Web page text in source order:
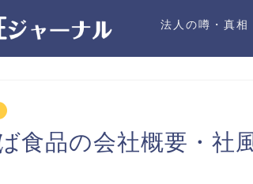
法人の噂・真相
食品の会社概要・社